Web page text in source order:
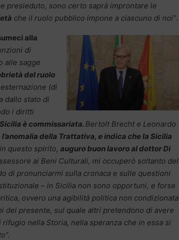
presieduto, sono certo saprà improntare le
che il ruolo pubblico impone a ciascuno di noi”.
alla
di
alle sagge
del ruolo
(di
dallo stato di
i diritti
è commissariata. Bertolt Brecht e Leonardo
della Trattativa, e indica che la Sicilia
questo spirito, auguro buon lavoro al dottor Di
ai Beni Culturali, mi occuperò soltanto del
di pronunciarmi sulla cronaca e sulle questioni
– in Sicilia non sono opportuni, e forse
ovvero una agibilità politica non condizionata
del presente, sul quale altri pretendono di avere
nella Storia, nella speranza che in essa si